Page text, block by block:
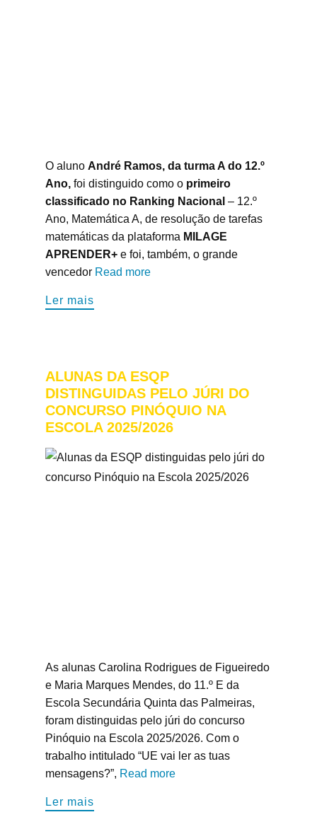
O aluno André Ramos, da turma A do 12.º
Ano, foi distinguido como o primeiro
classificado no Ranking Nacional – 12.º
Ano, Matemática A, de resolução de tarefas
matemáticas da plataforma MILAGE
APRENDER+ e foi, também, o grande
vencedor Read more
Ler mais​
ALUNAS DA ESQP
DISTINGUIDAS PELO JÚRI DO
CONCURSO PINÓQUIO NA
ESCOLA 2025/2026
As alunas Carolina Rodrigues de Figueiredo
e Maria Marques Mendes, do 11.º E da
Escola Secundária Quinta das Palmeiras,
foram distinguidas pelo júri do concurso
Pinóquio na Escola 2025/2026. Com o
trabalho intitulado “UE vai ler as tuas
mensagens?”, Read more
Ler mais​